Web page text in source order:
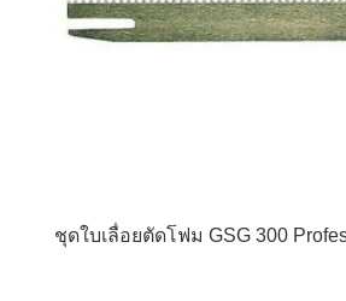
ชุดใบเลื่อยตัดโฟม GSG 300